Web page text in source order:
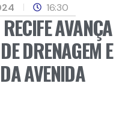
16:30
AVANÇA
DRENAGEM E
AVENIDA